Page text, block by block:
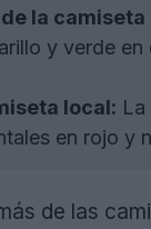
la
y verde
local:
en rojo y
de las